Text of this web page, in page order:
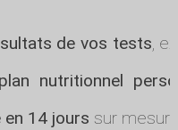
de vos tests,
plan nutritionnel
14 jours sur